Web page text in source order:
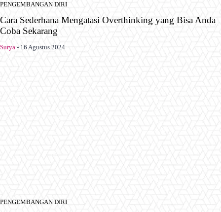
PENGEMBANGAN DIRI
Cara Sederhana Mengatasi Overthinking yang Bisa Anda
Coba Sekarang
Surya - 16 Agustus 2024
PENGEMBANGAN DIRI